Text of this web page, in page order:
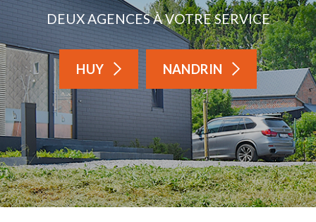
DEUX AGENCES À VOTRE SERVICE
HUY NANDRIN